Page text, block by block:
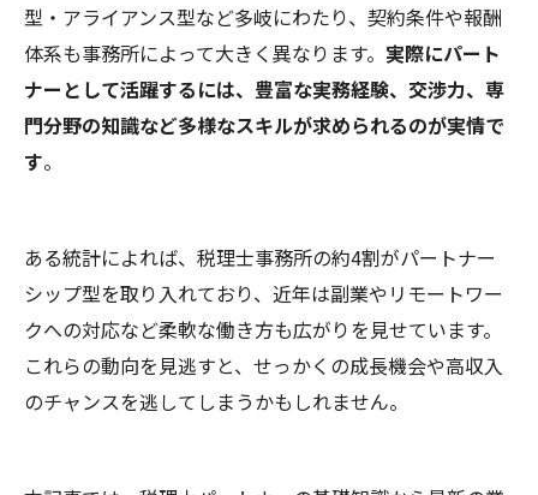
型・アライアンス型など多岐にわたり、契約条件や報酬
体系も事務所によって大きく異なります。 実際にパート
ナーとして活躍するには、豊富な実務経験、交渉力、専
門分野の知識など多様なスキルが求められるのが実情で
す。
ある統計によれば、税理士事務所の約4割がパートナー
シップ型を取り入れており、近年は副業やリモートワー
クへの対応など柔軟な働き方も広がりを見せています。
これらの動向を見逃すと、せっかくの成長機会や高収入
のチャンスを逃してしまうかもしれません。